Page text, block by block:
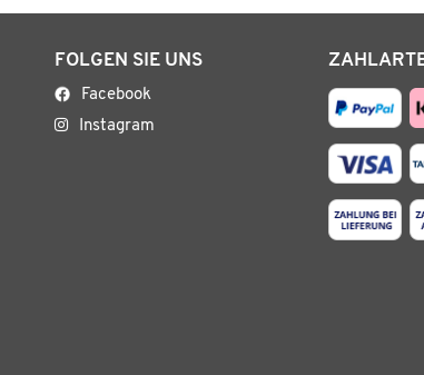
FOLGEN SIE UNS
Facebook
Instagram